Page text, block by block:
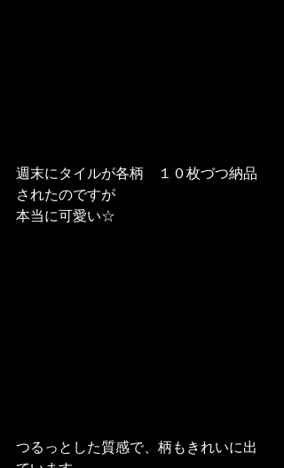
週末にタイルが各柄　１０枚づつ納品
されたのですが
つるっとした質感で、柄もきれいに出